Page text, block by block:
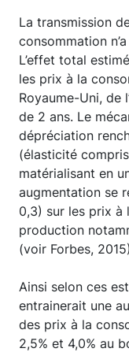
La transmission
consommation
L’effet total
les prix à la
Royaume-Uni, de
de 2 ans. Le
dépréciation
(élasticité
matérialisant en
augmentation se
0,3) sur les prix à
production
(voir Forbes,
Ainsi selon ces
entrainerait une
des prix à la
2,5% et 4,0% au